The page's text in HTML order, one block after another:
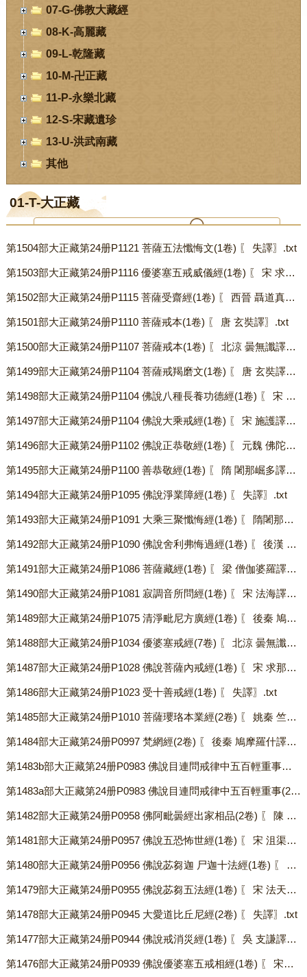
07-G-佛教大藏經
08-K-高麗藏
09-L-乾隆藏
10-M-卍正藏
11-P-永樂北藏
12-S-宋藏遺珍
13-U-洪武南藏
其他
01-T-大正藏
您当前位置：首页- 数字经阁-01-T-大正藏
第1504部大正藏第24册P1121 菩薩五法懺悔文(1卷) 〖 失譯〗.txt
第1503部大正藏第24册P1116 優婆塞五戒威儀經(1卷) 〖 宋 求那跋摩譯〗.txt
第1502部大正藏第24册P1115 菩薩受齋經(1卷) 〖 西晉 聶道真譯〗.txt
第1501部大正藏第24册P1110 菩薩戒本(1卷) 〖 唐 玄奘譯〗.txt
第1500部大正藏第24册P1107 菩薩戒本(1卷) 〖 北涼 曇無讖譯〗.txt
第1499部大正藏第24册P1104 菩薩戒羯磨文(1卷) 〖 唐 玄奘譯〗.txt
第1498部大正藏第24册P1104 佛說八種長養功德經(1卷) 〖 宋 施護等譯〗.txt
第1497部大正藏第24册P1104 佛說大乘戒經(1卷) 〖 宋 施護譯〗.txt
第1496部大正藏第24册P1102 佛說正恭敬經(1卷) 〖 元魏 佛陀扇多譯〗.txt
第1495部大正藏第24册P1100 善恭敬經(1卷) 〖 隋 闍那崛多譯〗.txt
第1494部大正藏第24册P1095 佛說淨業障經(1卷) 〖 失譯〗.txt
第1493部大正藏第24册P1091 大乘三聚懺悔經(1卷) 〖 隋闍那崛多共笈多等譯〗.txt
第1492部大正藏第24册P1090 佛說舍利弗悔過經(1卷) 〖 後漢 安世高譯〗.txt
第1491部大正藏第24册P1086 菩薩藏經(1卷) 〖 梁 僧伽婆羅譯〗.txt
第1490部大正藏第24册P1081 寂調音所問經(1卷) 〖 宋 法海譯〗.txt
第1489部大正藏第24册P1075 清淨毗尼方廣經(1卷) 〖 後秦 鳩摩羅什譯〗.txt
第1488部大正藏第24册P1034 優婆塞戒經(7卷) 〖 北涼 曇無讖譯〗.txt
第1487部大正藏第24册P1028 佛說菩薩內戒經(1卷) 〖 宋 求那跋摩譯〗.txt
第1486部大正藏第24册P1023 受十善戒經(1卷) 〖 失譯〗.txt
第1485部大正藏第24册P1010 菩薩瓔珞本業經(2卷) 〖 姚秦 竺佛念譯〗.txt
第1484部大正藏第24册P0997 梵網經(2卷) 〖 後秦 鳩摩羅什譯〗.txt
第1483b部大正藏第24册P0983 佛說目連問戒律中五百輕重事經(2卷) 〖失譯〗.txt
第1483a部大正藏第24册P0983 佛說目連問戒律中五百輕重事(2卷) 〖失譯〗.txt
第1482部大正藏第24册P0958 佛阿毗曇經出家相品(2卷) 〖 陳 真諦譯〗.txt
第1481部大正藏第24册P0957 佛說五恐怖世經(1卷) 〖 宋 沮渠京聲譯〗.txt
第1480部大正藏第24册P0956 佛說苾芻迦 尸迦十法經(1卷) 〖 宋 法天譯〗.txt
第1479部大正藏第24册P0955 佛說苾芻五法經(1卷) 〖 宋 法天譯〗.txt
第1478部大正藏第24册P0945 大愛道比丘尼經(2卷) 〖 失譯〗.txt
第1477部大正藏第24册P0944 佛說戒消災經(1卷) 〖 吳 支謙譯〗.txt
第1476部大正藏第24册P0939 佛說優婆塞五戒相經(1卷) 〖 宋求那跋摩譯〗.txt